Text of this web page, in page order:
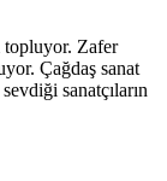
topluyor. Zafer
Çağdaş sanat
sanatçıların